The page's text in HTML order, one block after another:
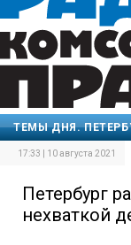
ТЕМЫ ДНЯ.
17:33 | 10 августа 2021
Петербург
нехваткой